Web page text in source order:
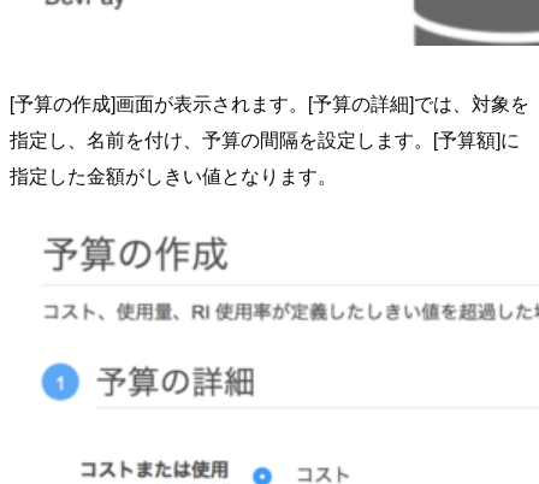
[予算の作成]画面が表示されます。[予算の詳細]では、対象を
指定し、名前を付け、予算の間隔を設定します。[予算額]に
指定した金額がしきい値となります。